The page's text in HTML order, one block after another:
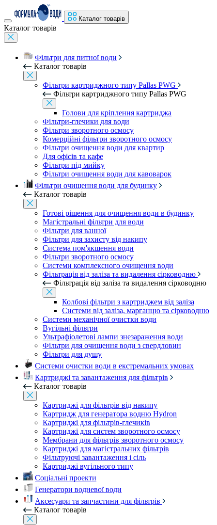
Каталог товарів
Каталог товарів
Фільтри для питної води
Каталог товарів
Фільтри картриджного типу Pallas PWG
Фільтри картриджного типу Pallas PWG
Голови для кріплення картриджа
Фільтри-глечики для води
Фільтри зворотного осмосу
Комерційні фільтри зворотного осмосу
Фільтри очищення води для квартир
Для офісів та кафе
Фільтри під мийку
Фільтри очищення води для кавоварок
Фільтри очищення води для будинку
Каталог товарів
Готові рішення для очищення води в будинку
Магістральні фільтри для води
Фільтри для ванної
Фільтри для захисту від накипу
Система пом'якшення води
Фільтри зворотного осмосу
Системи комплексного очищення води
Фільтрація від заліза та видалення сірководню
Фільтрація від заліза та видалення сірководню
Колбові фільтри з картриджем від заліза
Системи від заліза, марганцю та сірководню
Системи механічної очистки води
Вугільні фільтри
Ультрафіолетові лампи знезараження води
Фільтри для очищення води з свердловин
Фільтри для душу
Системи очистки води в екстремальних умовах
Картриджі та завантаження для фільтрів
Каталог товарів
Картриджі для фільтрів від накипу
Картридж для генератора водню Hydron
Картриджі для фільтрів-глечиків
Картриджі для систем зворотного осмосу
Мембрани для фільтрів зворотного осмосу
Картриджі для магістральних фільтрів
Фільтруючі завантаження і сіль
Картриджі вугільного типу
Соціальні проекти
Генератори водневої води
Аксесуари та запчастини для фільтрів
Каталог товарів